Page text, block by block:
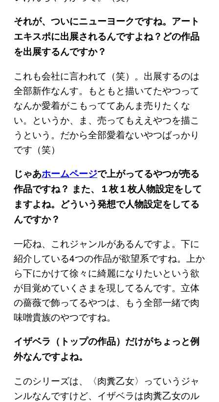
それが、ついにニューヨークですね。アート
エキスポに出展されるんですよね？どの作品
を出展するんですか？
これも会社に言われて（笑）。出展するのは
全部新作なんす。もともと描いてたやつって
なんか愛着がこもっててあんま売りたくな
い。というか、ま、売ってもええやつを描こ
うという。だから全部愛着ないやつばっかり
です（笑）
じゃあホームページで上がってるやつが売る
作品ですね？ また、１枚１枚人物設定をして
ますよね。どういう発想で人物設定をしてる
んですか？
一応ね、これジャンルがあるんですよ。下に
紹介している4つの作品が欲望系ですね。上か
ら下にかけて徐々に綺麗になりたいという欲
が目覚めていくさまを現してるんです。立体
の薔薇で飾ってるやつは、もう全部一緒で肉
味噌貴族のやつですね。
イザベラ（トップの作品）だけがちょっと例
外なんですよね。
このシリーズは、〈肉糞乙女〉っていうジャ
ンルなんですけど、イザベラは肉糞乙女のル